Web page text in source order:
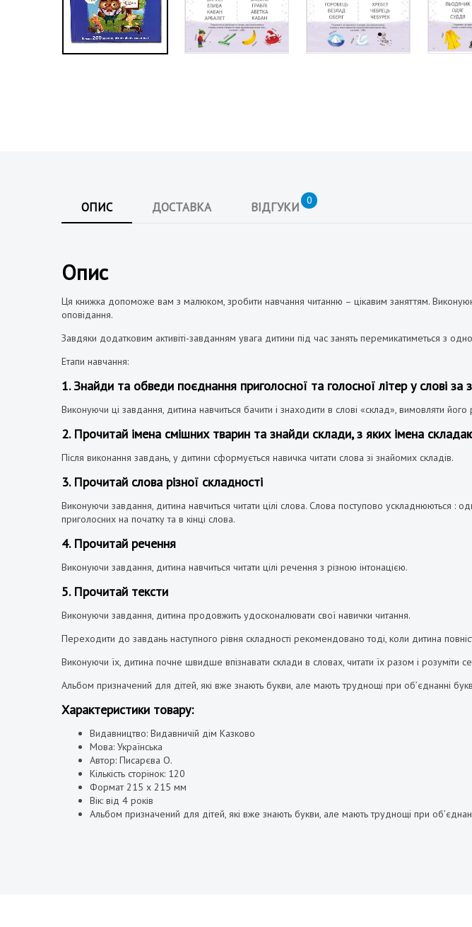
а
ОПИС ДОСТАВКА ВІДГУКИ 0
Опис
Ця книжка допоможе вам з малюком, зробити навчання читанню – цікавим заняттям.
оповідання.
Завдяки додатковим активіті-завданням увага дитини під час занять перемикатиметься з
Етапи навчання:
1. Знайди та обведи поєднання приголосної та голосної літер у слові за
Виконуючи ці завдання, дитина навчиться бачити і знаходити в слові «склад», вимовляти його
2. Прочитай імена смішних тварин та знайди склади, з яких імена
Після виконання завдань, у дитини сформується навичка читати слова зі знайомих складів.
3. Прочитай слова різної складності
Виконуючи завдання, дитина навчиться читати цілі слова. Слова поступово ускладнюються :
приголосних на початку та в кінці слова.
4. Прочитай речення
Виконуючи завдання, дитина навчиться читати цілі речення з різною інтонацією.
5. Прочитай тексти
Виконуючи завдання, дитина продовжить удосконалювати свої навички читання.
Переходити до завдань наступного рівня складності рекомендовано тоді, коли дитина
Виконуючи їх, дитина почне швидше впізнавати склади в словах, читати їх разом і розуміти
Альбом призначений для дітей, які вже знають букви, але мають труднощі при об’єднанні букв
Характеристики товару:
Видавництво: Видавничій дім Казково
Мова: Українська
Автор: Писарєва О.
Кількість сторінок: 120
Формат 215 x 215 мм
Вік: від 4 років
Альбом призначений для дітей, які вже знають букви, але мають труднощі при